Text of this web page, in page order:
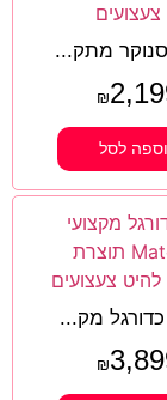
מתק...
₪
לסל
כדורגל מק...
₪